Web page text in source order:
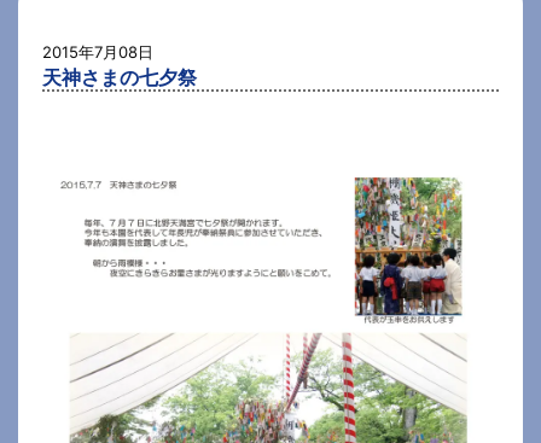
2015年7月08日
天神さまの七夕祭